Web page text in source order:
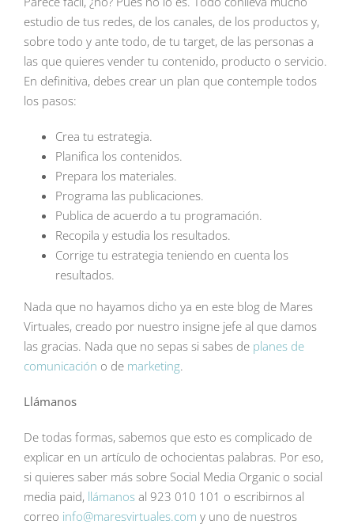
estudio de tus redes, de los canales, de los productos y,
sobre todo y ante todo, de tu target, de las personas a
las que quieres vender tu contenido, producto o servicio.
En definitiva, debes crear un plan que contemple todos
los pasos:
Crea tu estrategia.
Planifica los contenidos.
Prepara los materiales.
Programa las publicaciones.
Publica de acuerdo a tu programación.
Recopila y estudia los resultados.
Corrige tu estrategia teniendo en cuenta los
resultados.
Nada que no hayamos dicho ya en este blog de Mares
Virtuales, creado por nuestro insigne jefe al que damos
las gracias. Nada que no sepas si sabes de planes de
comunicación o de marketing.
Llámanos
De todas formas, sabemos que esto es complicado de
explicar en un artículo de ochocientas palabras. Por eso,
si quieres saber más sobre Social Media Organic o social
media paid, llámanos al 923 010 101 o escribirnos al
correo info@maresvirtuales.com y uno de nuestros